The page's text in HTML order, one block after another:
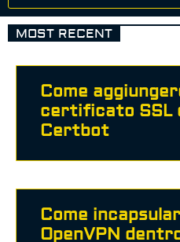
MOST RECENT
Come
certificato SSL
Certbot
Come
OpenVPN